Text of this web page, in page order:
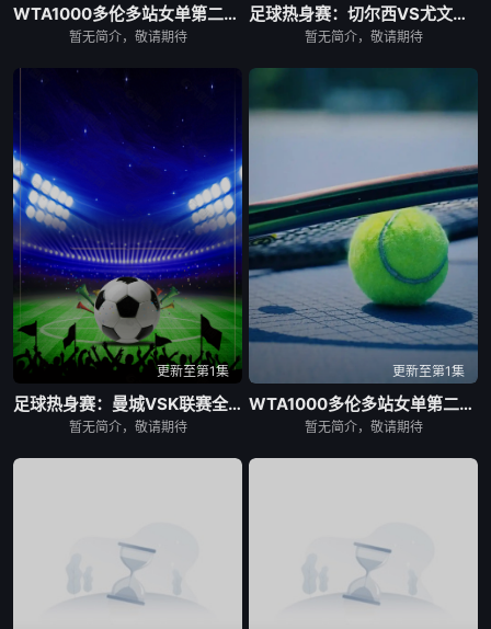
WTA1000多伦多站女单第二轮：科斯秋克VS谢博芙
暂无简介，敬请期待
足球热身赛：切尔西VS尤文图斯20260805
暂无简介，敬请期待
更新至第1集
足球热身赛：曼城VSK联赛全明星20260805
暂无简介，敬请期待
更新至第1集
WTA1000多伦多站女单第二轮：陶森VS巴图科娃
暂无简介，敬请期待